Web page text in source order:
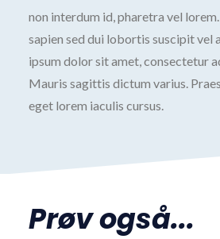
non interdum id, pharetra vel
sapien sed dui lobortis suscipit vel
ipsum dolor sit amet, consectetur
Mauris sagittis dictum varius.
eget lorem iaculis cursus.
Prøv også...